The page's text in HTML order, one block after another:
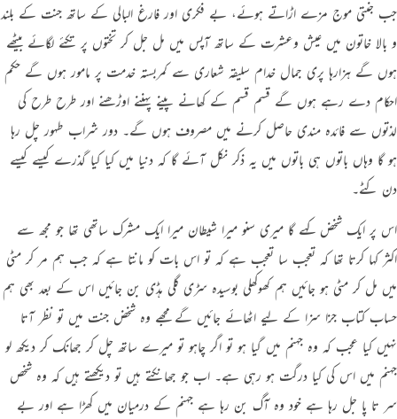
جب جنتی موج مزے اڑاتے ہوئے، بے فکری اور فارغ البالی کے ساتھ جنت کے بلند
و بالا خاتون میں عیش وعشرت کے ساتھ آپس میں مل جل کر تختوں پر تکئے لگائے بیٹھے
ہوں گے ہزارہا پری جمال خدام سلیقہ شعاری سے کمربستہ خدمت پر مامور ہوں گے حکم
احکام دے رہے ہوں گے قسم قسم کے کھانے پینے پہننے اوڑھنے اور طرح طرح کی
لذتوں سے فائدہ مندی حاصل کرنے میں مصروف ہوں گے۔ دور شراب طہور چل رہا
ہو گا وہاں باتوں ہی باتوں میں یہ ذکر نکل آئے گا کہ دنیا میں کیا کیا گذرے کیسے کیسے
دن کٹے۔
اس پر ایک شخض کہے گا میری سنو میرا شیطان میرا ایک مشرک ساتھی تھا جو مجھ سے
اکثر کہا کرتا تھا کہ تعجب سا تعجب ہے کہ تو اس بات کو مانتا ہے کہ جب ہم مر کر مٹی
میں مل کر مٹی ہو جائیں ہم کھوکھلی بوسیدہ سڑی گلی ہڈی بن جائیں اس کے بعد بھی ہم
حساب کتاب جزا سزا کے لیے اٹھائے جائیں گے مجھے وہ شخض جنت میں تو نظر آتا
نہیں کیا عجب کہ وہ جہنم میں گیا ہو تو اگر چاہو تو میرے ساتھ چل کر جھانک کر دیکھ لو
جہنم میں اس کی کیا درگت ہو رہی ہے۔ اب جو جھانکتے ہیں تو دیکھتے ہیں کہ وہ شخص
سر تا پا جل رہا ہے خود وہ آگ بن رہا ہے جہنم کے درمیان میں کھڑا ہے اور بے